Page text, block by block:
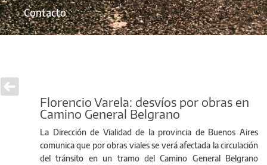
Contacto
Florencio Varela: desvíos por obras en
Camino General Belgrano
La Dirección de Vialidad de la provincia de Buenos Aires
comunica que por obras viales se verá afectada la circulación
del tránsito en un tramo del Camino General Belgrano